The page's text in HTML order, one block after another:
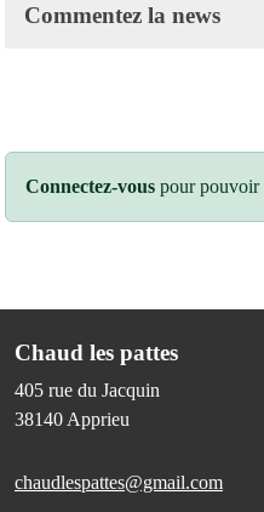
Commentez la news
Connectez-vous pour pouvoir
Chaud les pattes
405 rue du Jacquin
38140 Apprieu
chaudlespattes@gmail.com